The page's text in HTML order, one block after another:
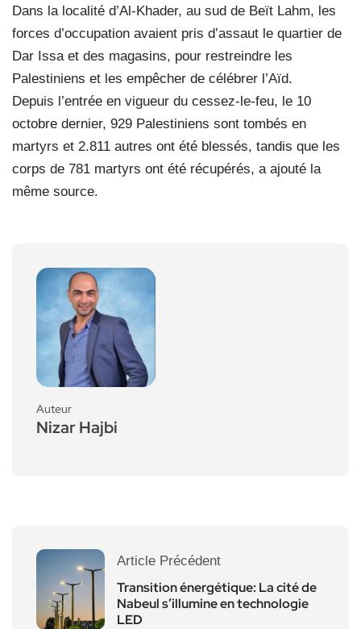
Dans la localité d’Al-Khader, au sud de Beït Lahm, les
forces d’occupation avaient pris d’assaut le quartier de
Dar Issa et des magasins, pour restreindre les
Palestiniens et les empêcher de célébrer l’Aïd.
Depuis l’entrée en vigueur du cessez-le-feu, le 10
octobre dernier, 929 Palestiniens sont tombés en
martyrs et 2.811 autres ont été blessés, tandis que les
corps de 781 martyrs ont été récupérés, a ajouté la
même source.
Auteur
Nizar Hajbi
Article Précédent
Transition énergétique: La cité de
Nabeul s’illumine en technologie
LED